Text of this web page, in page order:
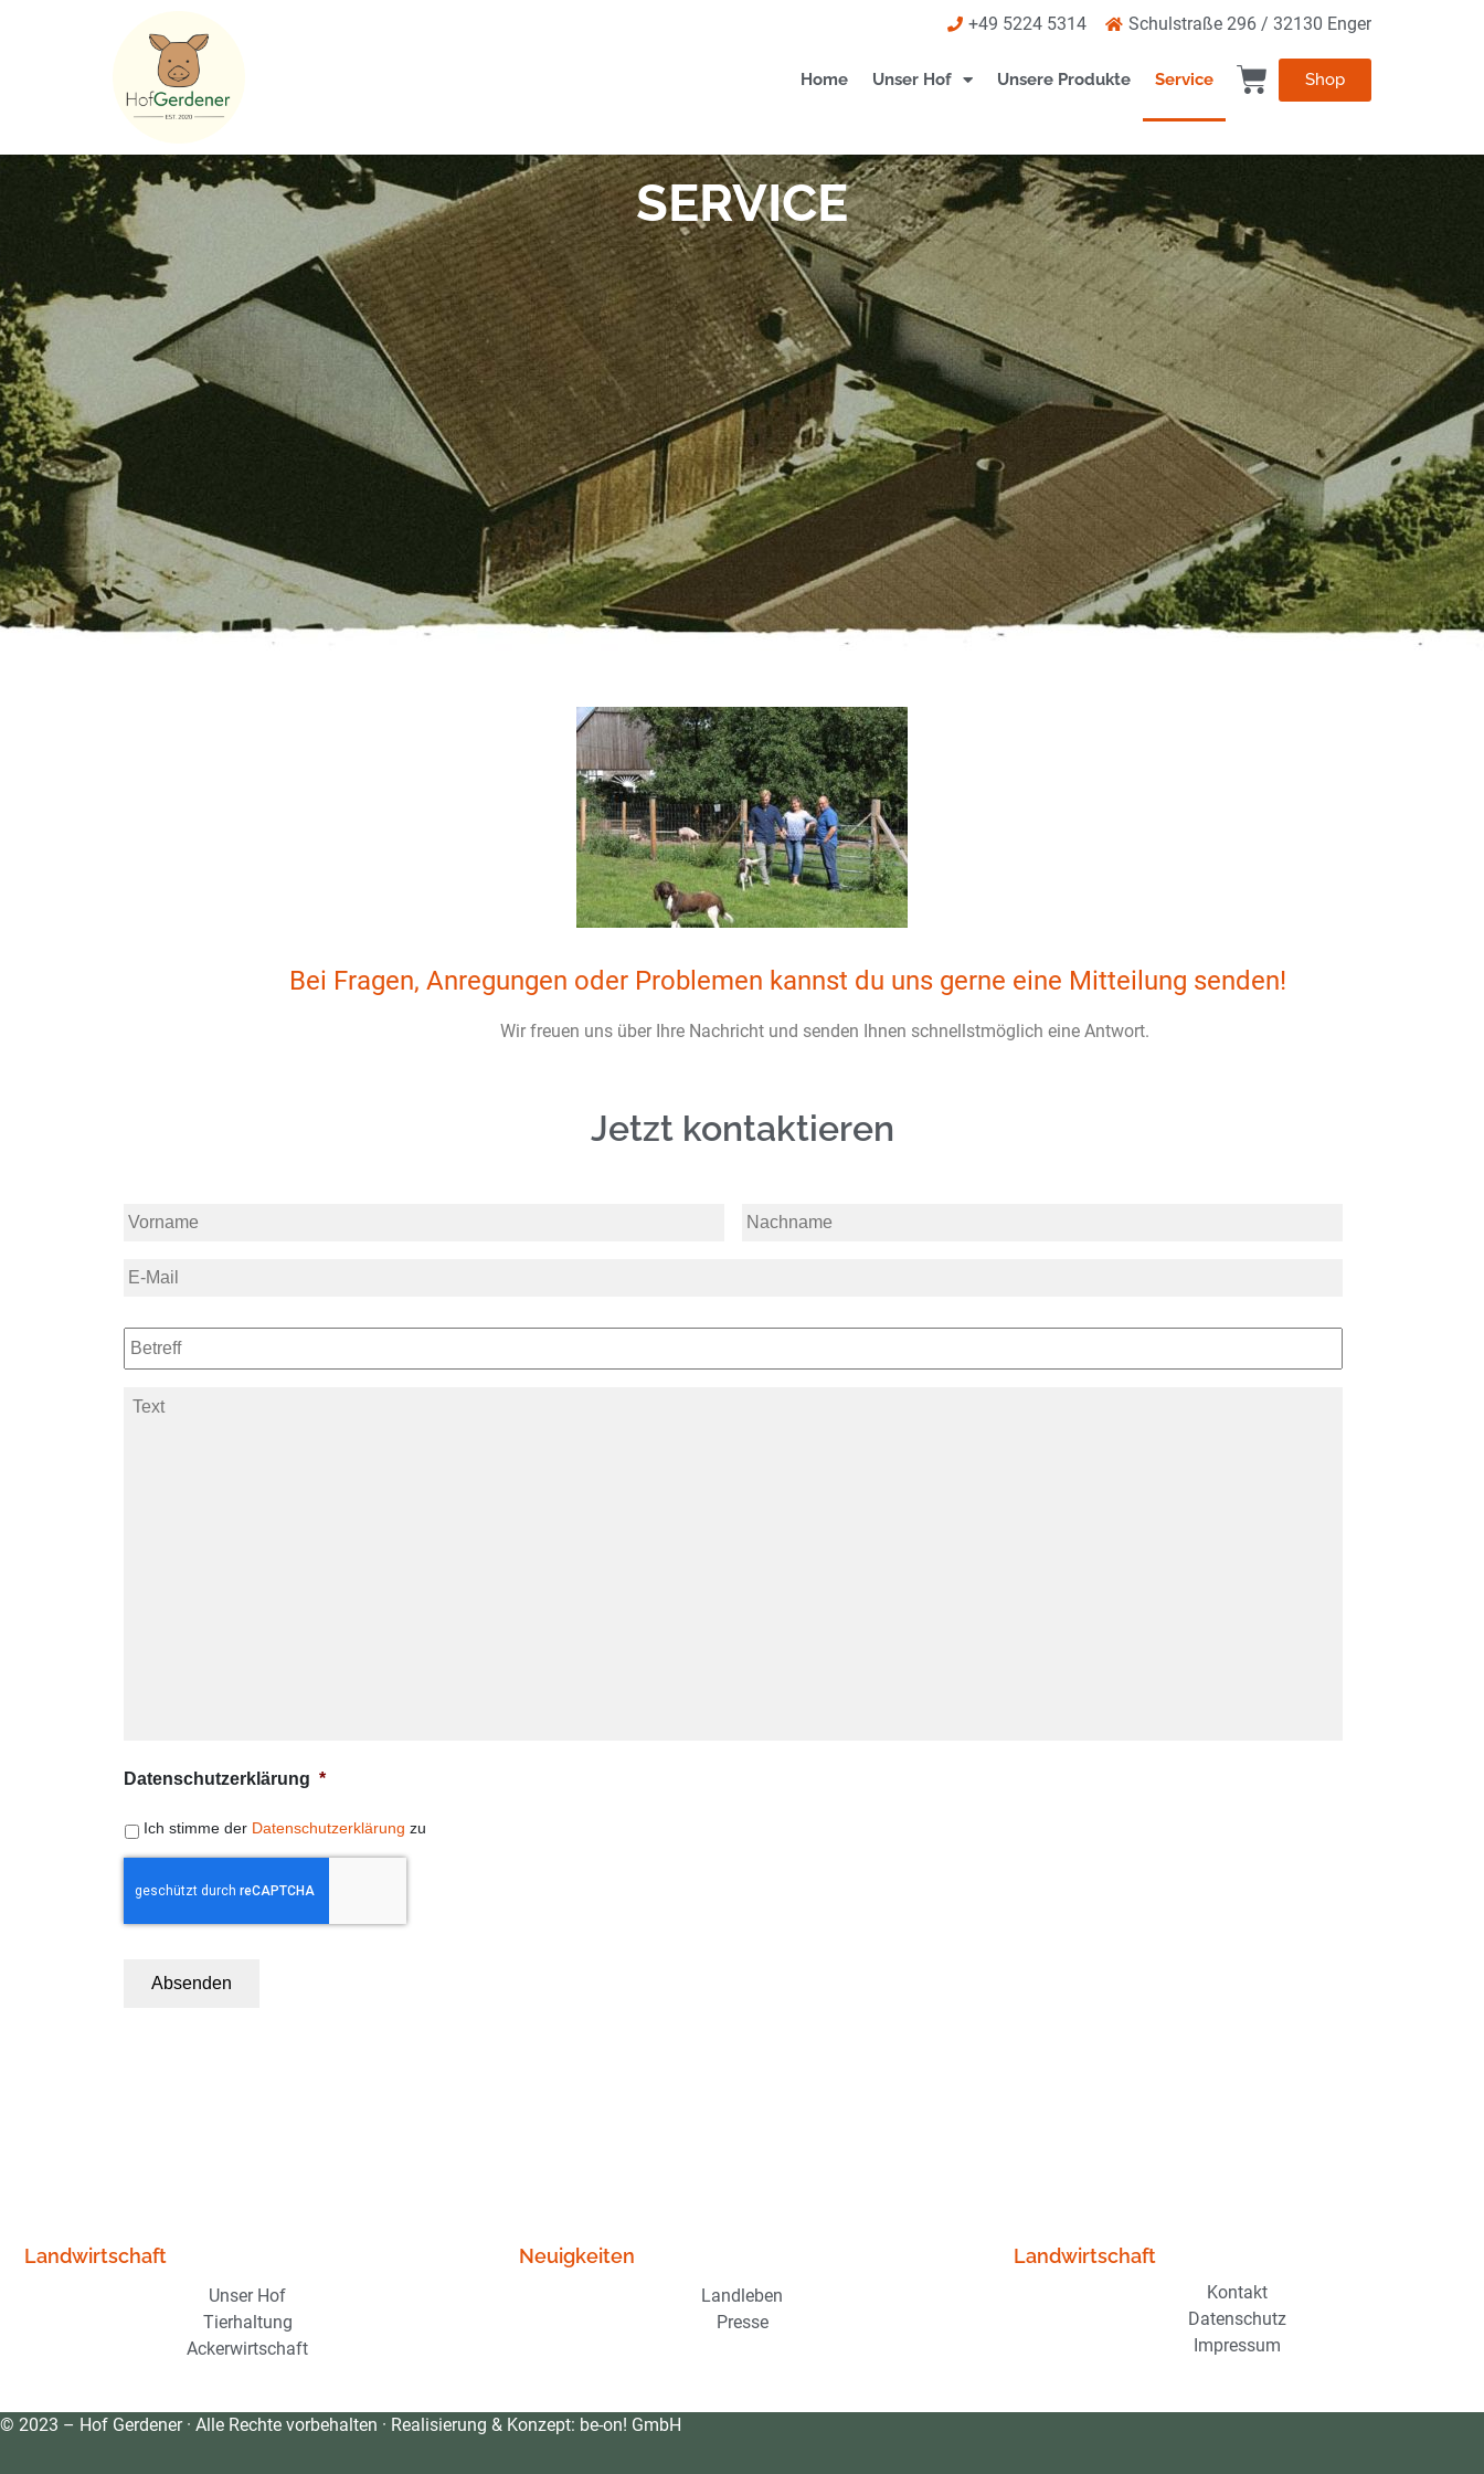
+49 5224 5314 Schulstraße 296 / 32130 Enger
Home Unser Hof Unsere Produkte Service Shop
SERVICE
Bei Fragen, Anregungen oder Problemen kannst du uns gerne eine Mitteilung senden!
Wir freuen uns über Ihre Nachricht und senden Ihnen schnellstmöglich eine Antwort.
Jetzt kontaktieren
E-
Betreff
Text
Datenschutzerklärung *
Ich stimme der Datenschutzerklärung zu
Absenden
Landwirtschaft
Unser Hof
Tierhaltung
Ackerwirtschaft
Neuigkeiten
Landleben
Presse
Landwirtschaft
Kontakt
Datenschutz
Impressum
© 2023 – Hof Gerdener · Alle Rechte vorbehalten · Realisierung & Konzept: be-on! GmbH